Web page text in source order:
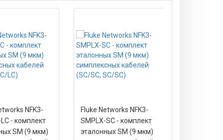
NFK3-
- комплект
SM (9 мкм)
Fluke Networks NFK3-
SMPLX-SC - комплект
эталонных SM (9 мкм)